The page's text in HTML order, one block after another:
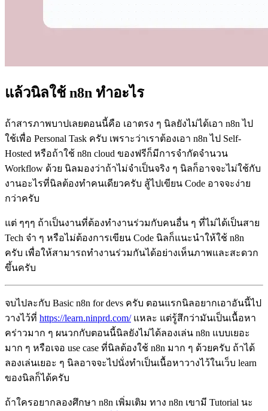
แล้วนิลใช้ n8n ทำอะไร
ถ้าสารภาพบาปเลยตอนนี้คือ เอาตรง ๆ นิลยังไม่ได้เอา n8n ไป
ใช้เพื่อ Personal Task ครับ เพราะว่าเราต้องเอา n8n ไป Self-
Hosted หรือถ้าใช้ n8n cloud ของฟรีก็มีการจำกัดจำนวน
Workflow ด้วย นิลมองว่าถ้าไม่จำเป็นจริง ๆ นิลก็อาจจะไม่ใช้กับ
งานอะไรที่นิลต้องทำคนเดียวครับ สู้ไปเขียน Code อาจจะง่าย
กว่าครับ
แต่ ๆๆๆ ถ้าเป็นงานที่ต้องทำงานร่วมกับคนอื่น ๆ ที่ไม่ได้เป็นสาย
Tech จ๋า ๆ หรือไม่ต้องการเขียน Code นิลก็แนะนำให้ใช้ n8n
ครับ เพื่อให้สามารถทำงานร่วมกันได้อย่างเห็นภาพและสะดวก
ขึ้นครับ
จบไปละกับ Basic n8n for devs ครับ ตอนแรกนิลอยากเอาอันนี้ไป
วางไว้ที่ https://learn.ninprd.com/แหละ แต่รู้สึกว่ามันเป็นเนื้อหา
คร่าวมาก ๆ ผนวกกับตอนนี้นิลยังไม่ได้ลองเล่น n8n แบบเยอะ
มาก ๆ หรือเจอ use case ที่นิลต้องใช้ n8n มาก ๆ ด้วยครับ ถ้าได้
ลองเล่นเยอะ ๆ นิลอาจจะไปนั่งทำเป็นเนื้อหาวางไว้ในเว็บ learn
ของนิลก็ได้ครับ
ถ้าใครอยากลองศึกษา n8n เพิ่มเติม ทาง n8n เขามี Tutorial นะ